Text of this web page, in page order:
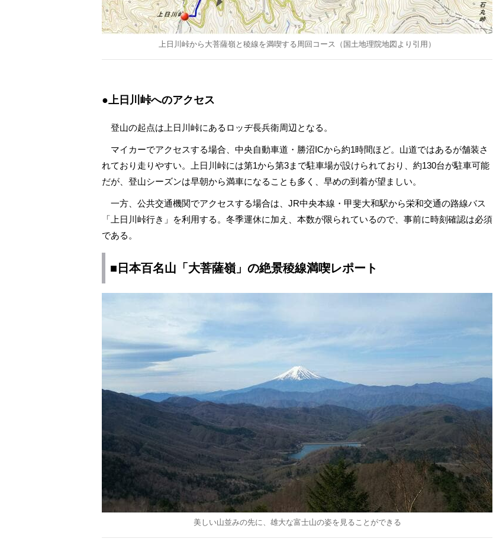
上日川峠から大菩薩嶺と稜線を満喫する周回コース（国土地理院地図より引用）
●上日川峠へのアクセス
登山の起点は上日川峠にあるロッヂ長兵衛周辺となる。
マイカーでアクセスする場合、中央自動車道・勝沼ICから約1時間ほど。山道ではあるが舗装さ
れており走りやすい。上日川峠には第1から第3まで駐車場が設けられており、約130台が駐車可能
だが、登山シーズンは早朝から満車になることも多く、早めの到着が望ましい。
一方、公共交通機関でアクセスする場合は、JR中央本線・甲斐大和駅から栄和交通の路線バス
「上日川峠行き」を利用する。冬季運休に加え、本数が限られているので、事前に時刻確認は必須
である。
■日本百名山「大菩薩嶺」の絶景稜線満喫レポート
美しい山並みの先に、雄大な富士山の姿を見ることができる